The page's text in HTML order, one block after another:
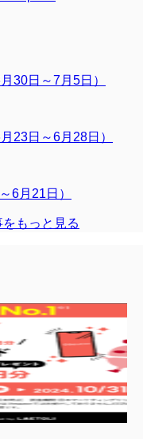
30日～7月5日）
23日～6月28日）
6月21日）
もっと見る